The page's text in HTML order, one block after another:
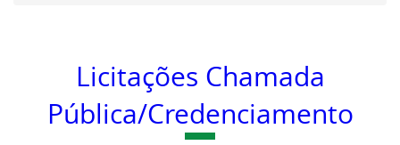
Licitações Chamada
Pública/Credenciamento